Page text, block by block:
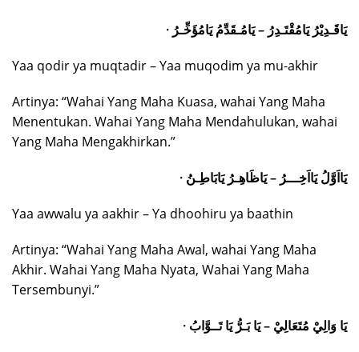
· يَاقَـدِيْرُ يَامُقْتَـدِرُ – يَامُـقَدِّمُ يَامُؤَخِّـرُ
Yaa qodir ya muqtadir – Yaa muqodim ya mu-akhir
Artinya: “Wahai Yang Maha Kuasa, wahai Yang Maha
Menentukan. Wahai Yang Maha Mendahulukan, wahai
Yang Maha Mengakhirkan.”
· يَااَوَّلُ يَااَخِـــرُ – يَاظَاهِـرُ يَابَاطِـنُ
Yaa awwalu ya aakhir – Ya dhoohiru ya baathin
Artinya: “Wahai Yang Maha Awal, wahai Yang Maha
Akhir. Wahai Yang Maha Nyata, Wahai Yang Maha
Tersembunyi.”
· يَا وَالِيْ مُتَعَالِيْ – يَا بَـرُّ يَا تَــوَّابُ